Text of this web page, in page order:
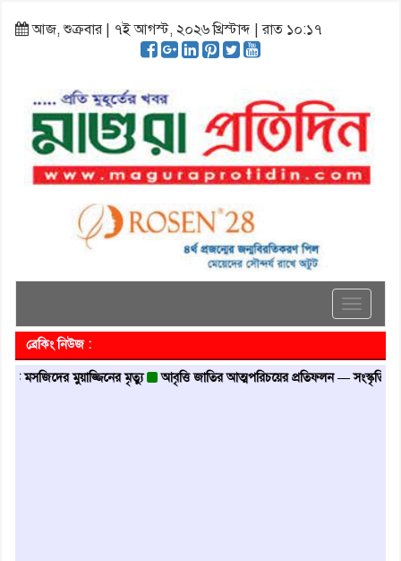
আজ, শুক্রবার | ৭ই আগস্ট, ২০২৬ খ্রিস্টাব্দ | রাত ১০:১৭
Toggle
ব্রেকিং নিউজ :
মুয়াজ্জিনের মৃত্যু আবৃত্তি জাতির আত্মপরিচয়ের প্রতিফলন — সংস্কৃতি মন্ত্রী